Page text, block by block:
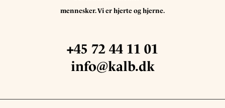
mennesker. Vi er hjerte og hjerne.
+45 72 44 11 01
info@kalb.dk